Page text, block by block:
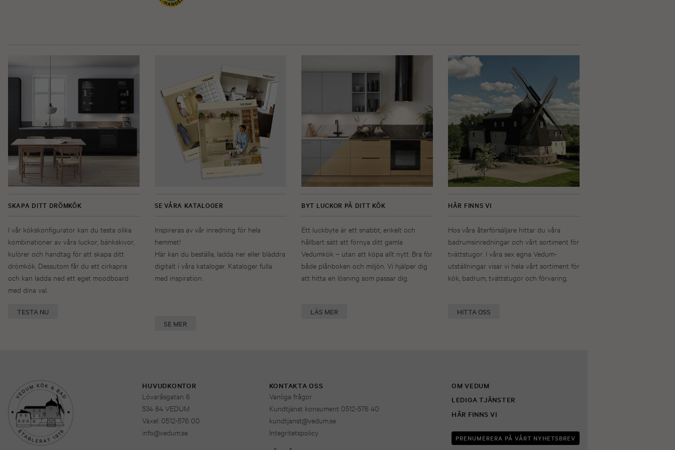
SKAPA DITT DRÖMKÖK
I vår kökskonfigurator kan du testa olika
kombinationer av våra luckor, bänkskivor,
kulörer och handtag för att skapa ditt
drömkök. Dessutom får du ett cirkapris
och kan ladda ned ett eget moodboard
med dina val.
TESTA NU
SE VÅRA KATALOGER
Inspireras av vår inredning för hela
hemmet!
Här kan du beställa, ladda ner eller bläddra
digitalt i våra kataloger. Kataloger fulla
med inspiration.
SE MER
BYT LUCKOR PÅ DITT KÖK
Ett luckbyte är ett snabbt, enkelt och
hållbart sätt att förnya ditt gamla
Vedumkök – utan att köpa allt nytt. Bra för
både plånboken och miljön. Vi hjälper dig
att hitta en lösning som passar dig.
LÄS MER
HÄR FINNS VI
Hos våra återförsäljare hittar du våra
badrumsinredningar och vårt sortiment för
tvättstugor. I våra sex egna Vedum-
utställningar visar vi hela vårt sortiment för
kök, badrum, tvättstugor och förvaring.
HITTA OSS
HUVUDKONTOR
Lövaråsgatan 6
534 84 VEDUM
Växel: 0512-576 00
info@vedum.se
KONTAKTA OSS
Vanliga frågor
Kundtjänst konsument 0512-576 40
kundtjanst@vedum.se
Integritetspolicy
OM VEDUM
LEDIGA TJÄNSTER
HÄR FINNS VI
PRENUMERERA PÅ VÅRT NYHETSBREV